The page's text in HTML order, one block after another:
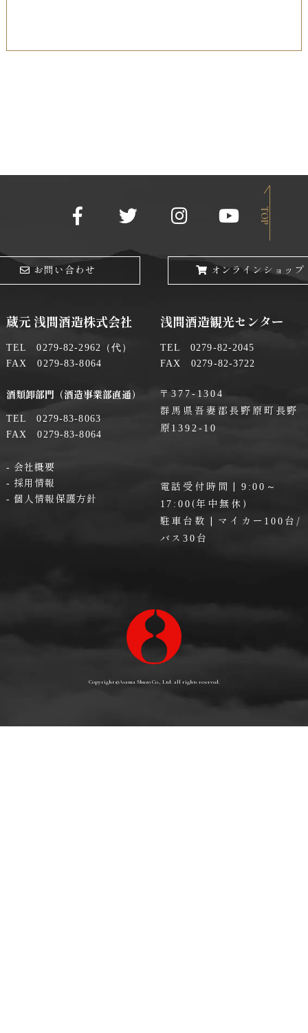
TOP
蔵元 浅間酒造株式会社
TEL 0279-82-2962（代）
FAX 0279-83-8064
酒類卸部門（酒造事業部直通）
TEL 0279-83-8063
FAX 0279-83-8064
会社概要
採用情報
個人情報保護方針
浅間酒造観光センター
TEL 0279-82-2045
FAX 0279-82-3722
〒377-1304
群馬県吾妻郡長野原町長野
原 1392-10
電話受付時間 | 9:00～
17:00 (年中無休)
駐車台数 | マイカー 100 台/
バス30 台
お問い合わせ オンラインショップ
Copyright ©Asama Shuzo Co., Ltd. all rights reserved.